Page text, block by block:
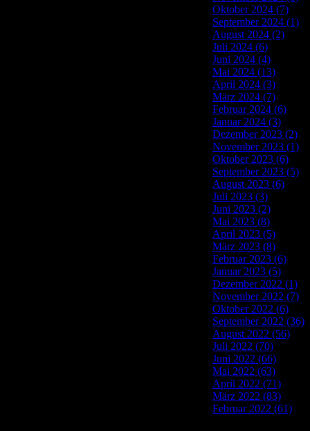
Oktober 2024 (7)
September 2024 (1)
August 2024 (2)
Juli 2024 (6)
Juni 2024 (4)
Mai 2024 (13)
April 2024 (3)
März 2024 (7)
Februar 2024 (6)
Januar 2024 (3)
Dezember 2023 (2)
November 2023 (1)
Oktober 2023 (6)
September 2023 (5)
August 2023 (6)
Juli 2023 (3)
Juni 2023 (2)
Mai 2023 (8)
April 2023 (5)
März 2023 (8)
Februar 2023 (6)
Januar 2023 (5)
Dezember 2022 (1)
November 2022 (7)
Oktober 2022 (6)
September 2022 (36)
August 2022 (56)
Juli 2022 (70)
Juni 2022 (66)
Mai 2022 (63)
April 2022 (71)
März 2022 (83)
Februar 2022 (61)